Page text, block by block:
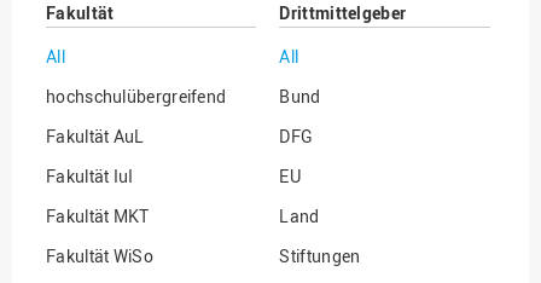
Fakultät
All
hochschulübergreifend
Fakultät AuL
Fakultät IuI
Fakultät MKT
Fakultät WiSo
Drittmittelgeber
All
Bund
DFG
EU
Land
Stiftungen